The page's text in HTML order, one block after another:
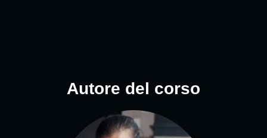
Autore del corso